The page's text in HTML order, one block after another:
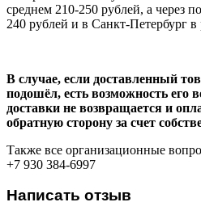
среднем 210-250 рублей, а через
240 рублей и в Санкт-Петербург
В случае, если доставленный
подошёл, есть возможность его
доставки не возвращается и
обратную сторону за счет
Также все организационные
+7 930 384-6997
Написать отзыв